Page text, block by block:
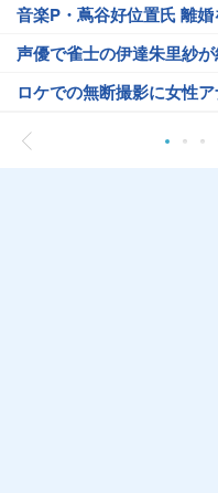
音楽P・蔦谷好位置氏 離
声優で雀士の伊達朱里紗
ロケでの無断撮影に女性